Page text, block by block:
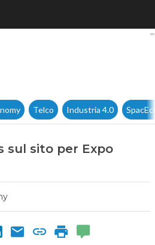
è caos sul sito per
Telco Industria 4.0
sul sito per Expo